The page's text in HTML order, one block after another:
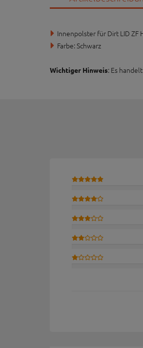
Innenpolster für Dirt LID ZF
Farbe: Schwarz
Wichtiger Hinweis: Es